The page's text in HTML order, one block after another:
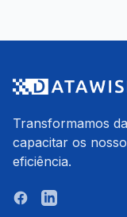
Transformamos
capacitar os
eficiência.